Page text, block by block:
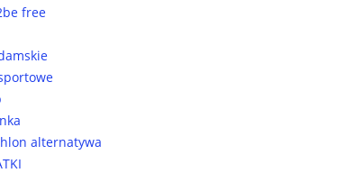
free
alternatywa